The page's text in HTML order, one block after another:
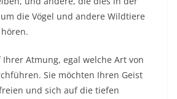
die Vögel und andere Wildtiere
Ihrer Atmung, egal welche Art von
Sie möchten Ihren Geist
und sich auf die tiefen